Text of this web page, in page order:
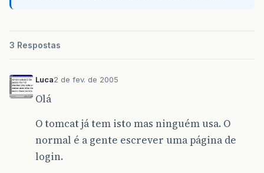
3 Respostas
Luca2 de fev. de 2005
Olá
O tomcat já tem isto mas ninguém usa. O
normal é a gente escrever uma página de
login.